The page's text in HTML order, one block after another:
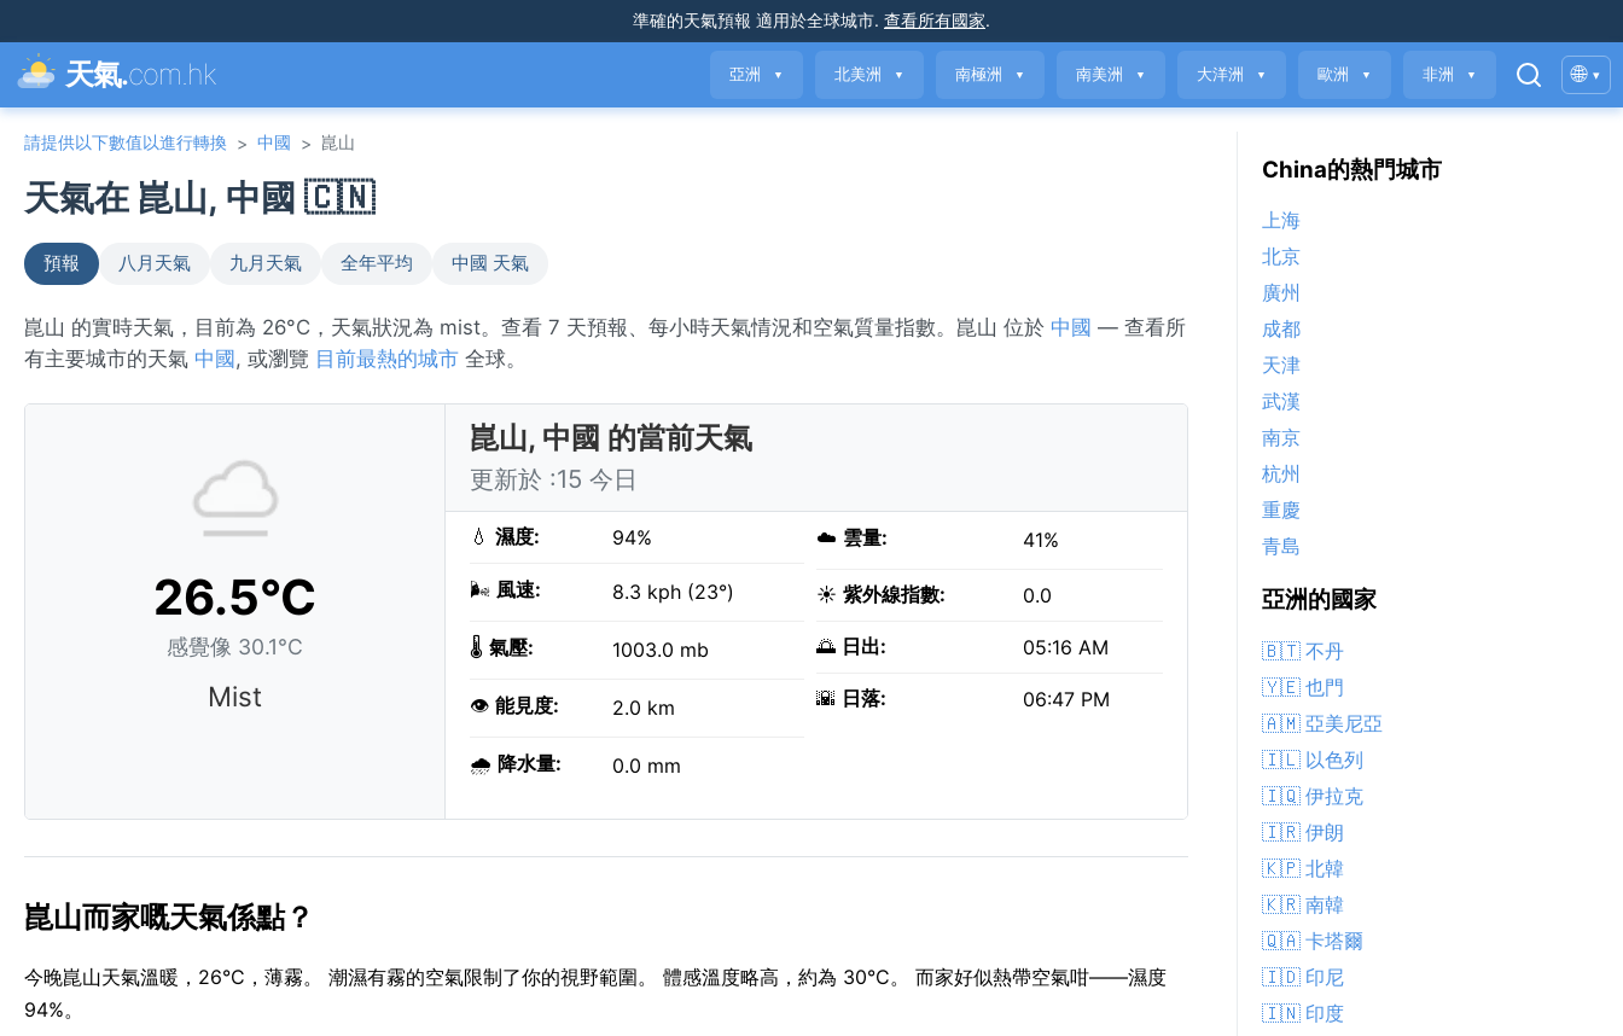
準確的天氣預報 適用於全球城市. 查看所有國家.
天氣.com.hk 亞洲 ▼ 北美洲 ▼ 南極洲 ▼ 南美洲 ▼ 大洋洲 ▼ 歐洲 ▼ 非洲 ▼ 🌐 ▾
請提供以下數值以進行轉換 > 中國 > 崑山
天氣在 崑山, 中國 🇨🇳
預報 八月天氣 九月天氣 全年平均 中國 天氣
崑山 的實時天氣，目前為 26°C，天氣狀況為 mist。查看 7 天預報、每小時天氣情況和空氣質量指數。崑山 位於 中國 — 查看所
有主要城市的天氣 中國 , 或瀏覽 目前最熱的城市 全球。
26.5°C
感覺像 30.1°C
Mist
崑山, 中國 的當前天氣
更新於 :15 今日
💧 濕度: 94%
🌬️ 風速: 8.3 kph (23°)
🌡️ 氣壓: 1003.0 mb
👁️ 能見度: 2.0 km
🌧️ 降水量: 0.0 mm
☁️ 雲量: 41%
☀️ 紫外線指數: 0.0
🌅 日出: 05:16 AM
🌇 日落: 06:47 PM
崑山而家嘅天氣係點？
今晚崑山天氣溫暖，26°C，薄霧。 潮濕有霧的空氣限制了你的視野範圍。 體感溫度略高，約為 30°C。 而家好似熱帶空氣咁——濕度
94%。
China的熱門城市
上海
北京
廣州
成都
天津
武漢
南京
杭州
重慶
青島
亞洲的國家
🇧🇹 不丹
🇾🇪 也門
🇦🇲 亞美尼亞
🇮🇱 以色列
🇮🇶 伊拉克
🇮🇷 伊朗
🇰🇵 北韓
🇰🇷 南韓
🇶🇦 卡塔爾
🇮🇩 印尼
🇮🇳 印度